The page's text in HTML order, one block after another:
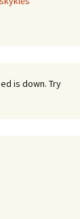
is down. Try